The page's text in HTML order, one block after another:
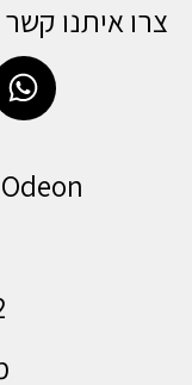
צרו איתנו
Odeon | המסיק 6 | עמק חפר